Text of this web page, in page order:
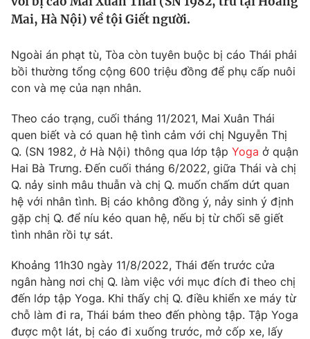
Tin tức
Câu chuyện quốc tế
Kinh tế
Tài chính
Thị trường
Góc doanh nghiệp
Dữ liệu và đời sống
Truyền hình
Phim VTV
Hậu trường
Nhân vật
Khán giả
Giải trí
Điện ảnh
Âm nhạc
Sao
Đời sống
Du lịch
Chất lượng cuộc sống
Giáo dục
Tuyển sinh
Học trực tuyến
Công nghệ
Hitech Công nghệ tương lai
Sản phẩm
Giao lưu trực tuyến
Mai, Hà Nội) về tội Giết người.
Ngoài án phạt tù, Tòa còn tuyên buộc bị cáo Thái phải
bồi thường tổng cộng 600 triệu đồng để phụ cấp nuôi
con và mẹ của nạn nhân.
Theo cáo trạng, cuối tháng 11/2021, Mai Xuân Thái
quen biết và có quan hệ tình cảm với chị Nguyễn Thị
Q. (SN 1982, ở Hà Nội) thông qua lớp tập Yoga ở quận
Hai Bà Trưng. Đến cuối tháng 6/2022, giữa Thái và chị
Q. nảy sinh mâu thuẫn và chị Q. muốn chấm dứt quan
hệ với nhân tình. Bị cáo không đồng ý, nảy sinh ý định
gặp chị Q. để níu kéo quan hệ, nếu bị từ chối sẽ giết
tình nhân rồi tự sát.
Khoảng 11h30 ngày 11/8/2022, Thái đến trước cửa
ngân hàng nơi chị Q. làm việc với mục đích đi theo chị
đến lớp tập Yoga. Khi thấy chị Q. điều khiển xe máy từ
chỗ làm đi ra, Thái bám theo đến phòng tập. Tập Yoga
được một lát, bị cáo đi xuống trước, mở cốp xe, lấy